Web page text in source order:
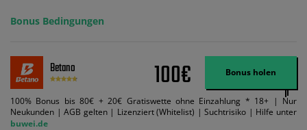
Bedingungen können geändert werden. AGB gelten. Lizenziert; Hilfe bei
Suchtrisiken: buwei.de.
Bonus Bedingungen
Betano 100€ Bonus holen
100% Bonus bis 80€ + 20€ Gratiswette ohne Einzahlung * 18+ | Nur
Neukunden | AGB gelten | Lizenziert (Whitelist) | Suchtrisiko | Hilfe unter
buwei.de